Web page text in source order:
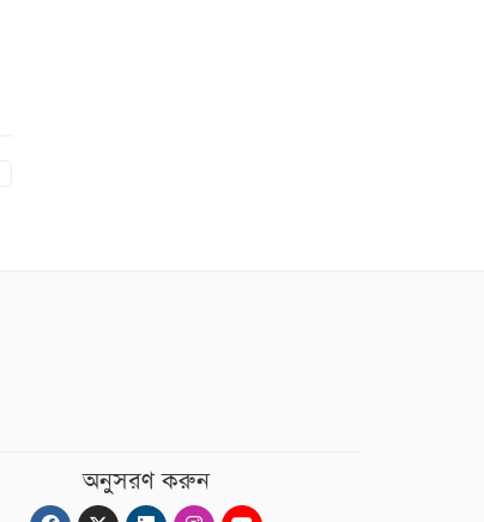
অনুসরণ করুন